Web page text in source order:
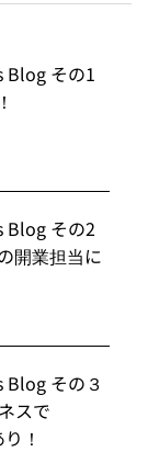
Blog その1
Blog その2
開業担当に
その３
スで
！